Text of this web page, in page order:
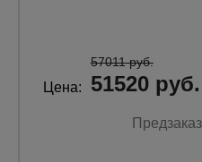
Цена:
57011 руб.
51520 руб.
Предзаказ